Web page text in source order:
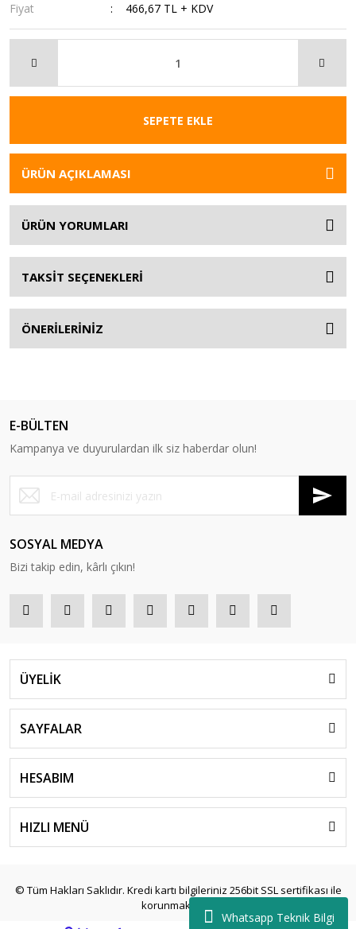
Whatsapp Teknik Bilgi
Fiyat
466,67 TL + KDV
SEPETE EKLE
ÜRÜN AÇIKLAMASI
ÜRÜN YORUMLARI
TAKSİT SEÇENEKLERİ
ÖNERİLERİNİZ
E-BÜLTEN
Kampanya ve duyurulardan ilk siz haberdar olun!
SOSYAL MEDYA
Bizi takip edin, kârlı çıkın!
ÜYELİK
SAYFALAR
HESABIM
HIZLI MENÜ
© Tüm Hakları Saklıdır. Kredi kartı bilgileriniz 256bit SSL sertifikası ile
korunmaktadır.